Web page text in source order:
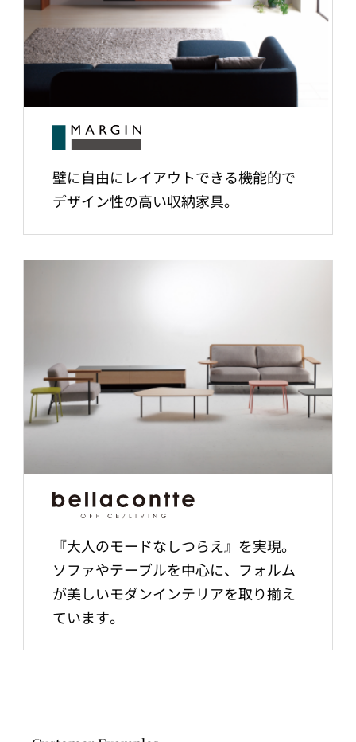
壁に自由にレイアウトできる機能的で
デザイン性の高い収納家具。
『大人のモードなしつらえ』を実現。
ソファやテーブルを中心に、フォルム
が美しいモダンインテリアを取り揃え
ています。